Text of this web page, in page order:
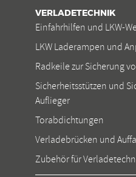
VERLADETECHNIK
Einfahrhilfen und LKW-
LKW Laderampen und
Radkeile zur Sicherung
Sicherheitsstützen und
Auflieger
Torabdichtungen
Verladebrücken und
Zubehör für